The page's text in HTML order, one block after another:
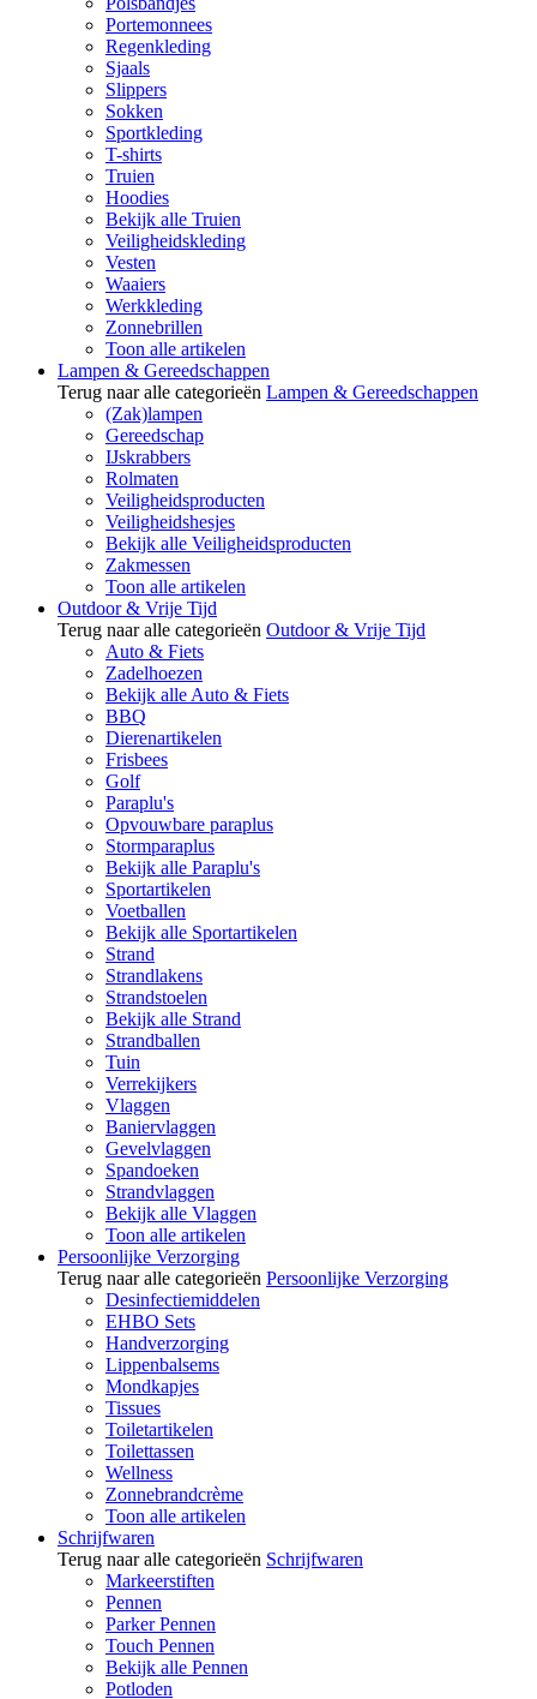
Portemonnees
Regenkleding
Sjaals
Slippers
Sokken
Sportkleding
T-shirts
Truien
Hoodies
Bekijk alle Truien
Veiligheidskleding
Vesten
Waaiers
Werkkleding
Zonnebrillen
Toon alle artikelen
Lampen & Gereedschappen
Terug naar alle categorieën Lampen & Gereedschappen
(Zak)lampen
Gereedschap
IJskrabbers
Rolmaten
Veiligheidsproducten
Veiligheidshesjes
Bekijk alle Veiligheidsproducten
Zakmessen
Toon alle artikelen
Outdoor & Vrije Tijd
Terug naar alle categorieën Outdoor & Vrije Tijd
Auto & Fiets
Zadelhoezen
Bekijk alle Auto & Fiets
BBQ
Dierenartikelen
Frisbees
Golf
Paraplu's
Opvouwbare paraplus
Stormparaplus
Bekijk alle Paraplu's
Sportartikelen
Voetballen
Bekijk alle Sportartikelen
Strand
Strandlakens
Strandstoelen
Bekijk alle Strand
Strandballen
Tuin
Verrekijkers
Vlaggen
Baniervlaggen
Gevelvlaggen
Spandoeken
Strandvlaggen
Bekijk alle Vlaggen
Toon alle artikelen
Persoonlijke Verzorging
Terug naar alle categorieën Persoonlijke Verzorging
Desinfectiemiddelen
EHBO Sets
Handverzorging
Lippenbalsems
Mondkapjes
Tissues
Toiletartikelen
Toilettassen
Wellness
Zonnebrandcrème
Toon alle artikelen
Schrijfwaren
Terug naar alle categorieën Schrijfwaren
Markeerstiften
Pennen
Parker Pennen
Touch Pennen
Bekijk alle Pennen
Potloden